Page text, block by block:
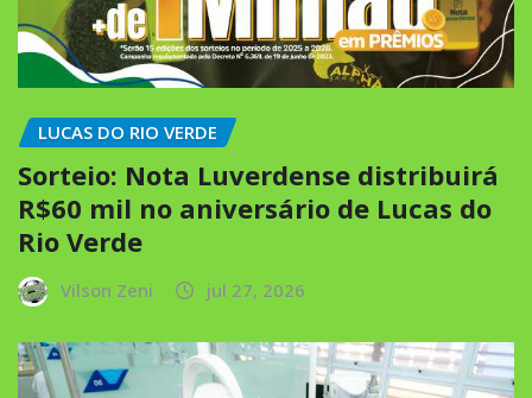
LUCAS DO RIO VERDE
Sorteio: Nota Luverdense distribuirá
R$60 mil no aniversário de Lucas do
Rio Verde
Vilson Zeni jul 27, 2026